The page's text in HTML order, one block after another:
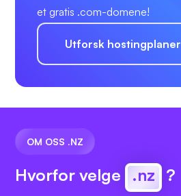
et gratis .com-domene!
Utforsk hostingplaner
OM OSS .NZ
Hvorfor velge .nz ?